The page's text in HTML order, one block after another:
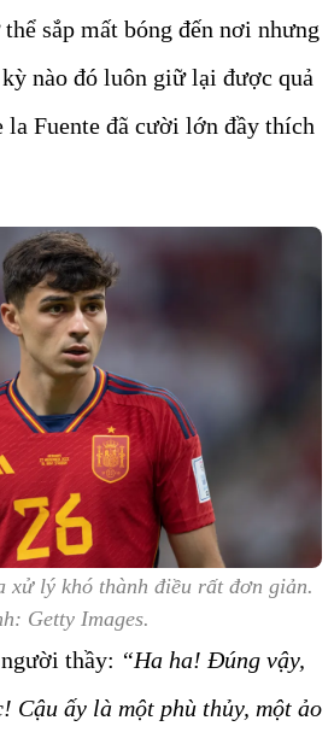
sắp mất bóng đến nơi nhưng
nào đó luôn giữ lại được quả
la Fuente đã cười lớn đầy thích
xử lý khó thành điều rất đơn giản.
Getty Images.
thầy: “Ha ha! Đúng vậy,
Cậu ấy là một phù thủy, một ảo